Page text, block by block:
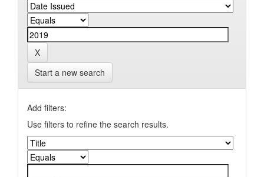
Start a new search
Add filters:
Use filters to refine the search results.